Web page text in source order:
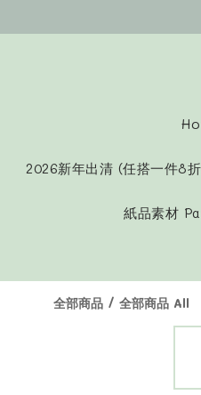
2026新年出清 (任搭一件8
紙品素材
全部商品 / 全部商品 All